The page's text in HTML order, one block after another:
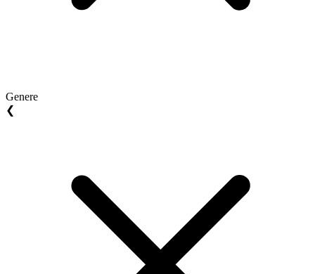
Genere
❮